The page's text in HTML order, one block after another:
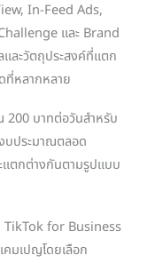
In-Feed Ads,
และ Brand
ละวัตถุประสงค์ที่แตก
ที่หลากหลาย
200 บาทต่อวันสำหรับ
บประมาณตลอด
ตกต่างกันตามรูปแบบ
TikTok for Business
มเปญโดยเลือก